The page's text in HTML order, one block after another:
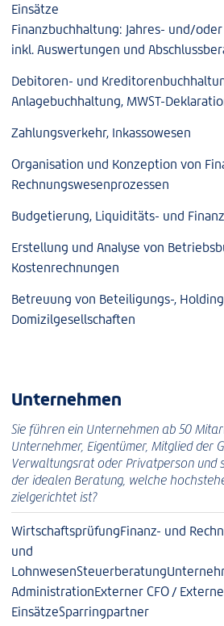
Einsätze
Finanzbuchhaltung: Jahres- und/
inkl. Auswertungen und
Debitoren- und
Anlagebuchhaltung, MWST-
Zahlungsverkehr, Inkassowesen
Organisation und Konzeption von
Rechnungswesenprozessen
Budgetierung, Liquiditäts- und
Erstellung und Analyse von
Kostenrechnungen
Betreuung von Beteiligungs-,
Domizilgesellschaften
Unternehmen
Sie führen ein Unternehmen ab 50
Unternehmer, Eigentümer, Mitglied der
Verwaltungsrat oder Privatperson und
der idealen Beratung, welche
zielgerichtet ist?
WirtschaftsprüfungFinanz- und
und
LohnwesenSteuerberatung
AdministrationExterner CFO /
EinsätzeSparringpartner